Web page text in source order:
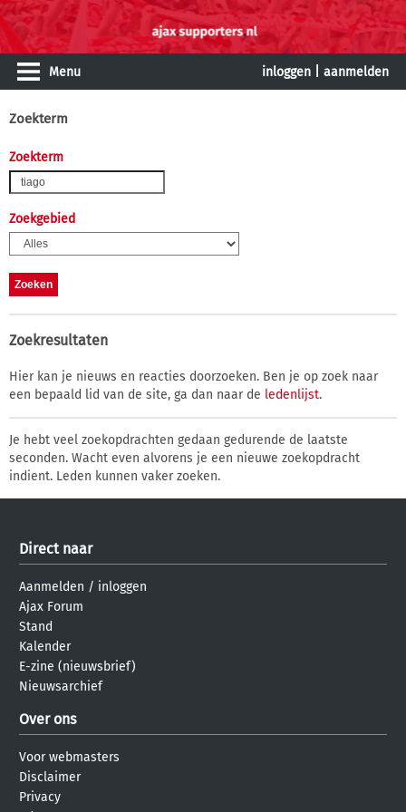
Menu inloggen aanmelden
Zoekterm
Zoekterm
Zoekgebied
Zoekresultaten
Hier kan je nieuws en reacties doorzoeken. Ben je op zoek naar
een bepaald lid van de site, ga dan naar de ledenlijst.
Je hebt veel zoekopdrachten gedaan gedurende de laatste
seconden. Wacht even alvorens je een nieuwe zoekopdracht
indient. Leden kunnen vaker zoeken.
Direct naar
Aanmelden / inloggen
Ajax Forum
Stand
Kalender
E-zine (nieuwsbrief)
Nieuwsarchief
Over ons
Voor webmasters
Disclaimer
Privacy